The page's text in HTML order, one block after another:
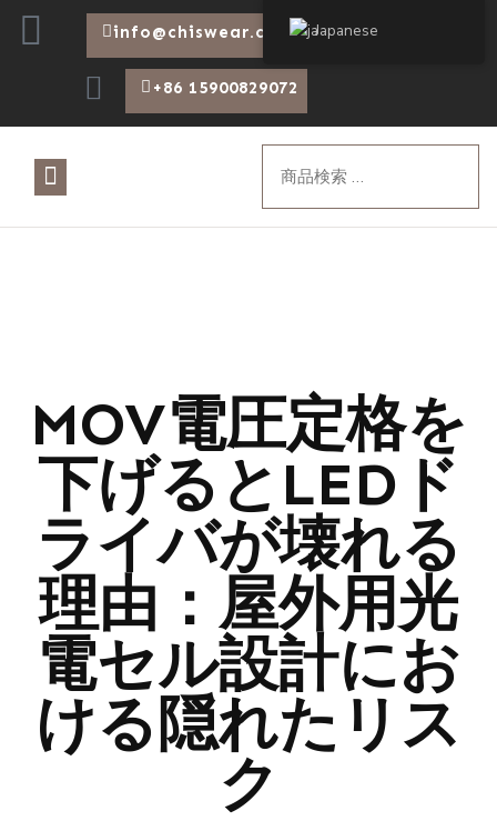
info@chiswear.com
+86 15900829072
MOV電圧定格を
下げるとLEDド
ライバが壊れる
理由：屋外用光
電セル設計にお
ける隠れたリス
ク
Japanese